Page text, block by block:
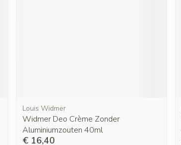
Louis Widmer
Widmer Deo Crème Zonder
Aluminiumzouten 40ml
€ 16,40